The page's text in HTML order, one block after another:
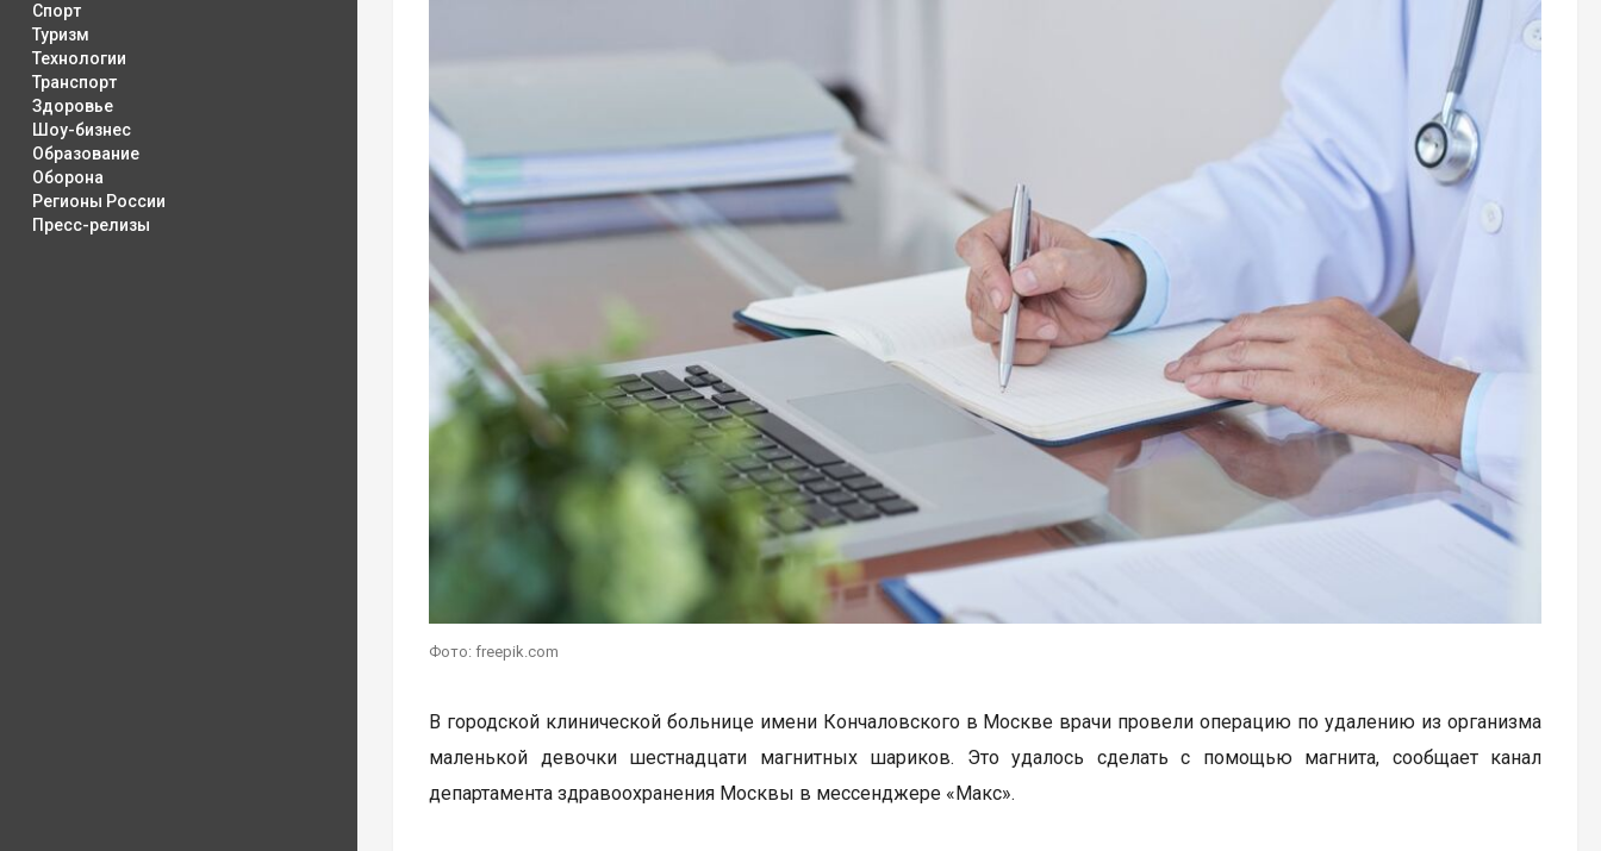
Спорт
Туризм
Технологии
Транспорт
Здоровье
Шоу-бизнес
Образование
Оборона
Регионы России
Пресс-релизы
Фото: freepik.com
В городской клинической больнице имени Кончаловского в Москве врачи провели операцию по удалению из организма
маленькой девочки шестнадцати магнитных шариков. Это удалось сделать с помощью магнита, сообщает канал
департамента здравоохранения Москвы в мессенджере «Макс».